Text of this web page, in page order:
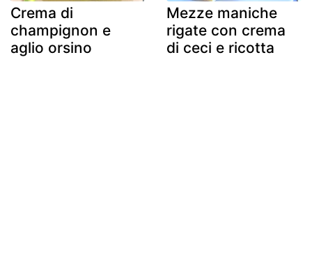
Crema di
champignon e
aglio orsino
Mezze maniche
rigate con crema
di ceci e ricotta